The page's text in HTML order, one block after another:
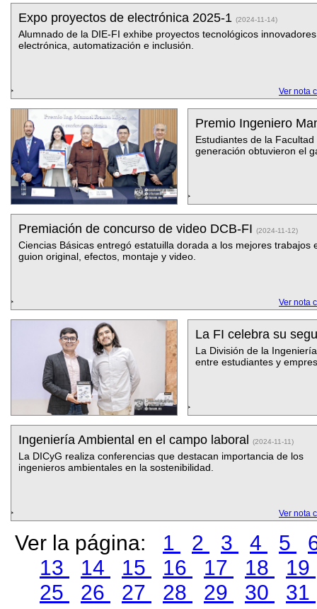
Expo proyectos de electrónica 2025-1 (2024-11-14)
Alumnado de la DIE-FI exhibe proyectos tecnológicos
electrónica, automatización e inclusión.
Ver nota
Premio Ingeniero
Estudiantes de la
generación obtuvieron el
Premiación de concurso de video DCB-FI (2024-11-12)
Ciencias Básicas entregó estatuilla dorada a los mejores trabajos
guion original, efectos, montaje y video.
Ver nota
La FI celebra su
La División de la
entre estudiantes y
Ingeniería Ambiental en el campo laboral (2024-11-11)
La DICyG realiza conferencias que destacan importancia de los
ingenieros ambientales en la sostenibilidad.
Ver nota
Ver la página: 1 2 3 4 5
13
14 15 16 17 18
19
25
26 27 28 29 30
31